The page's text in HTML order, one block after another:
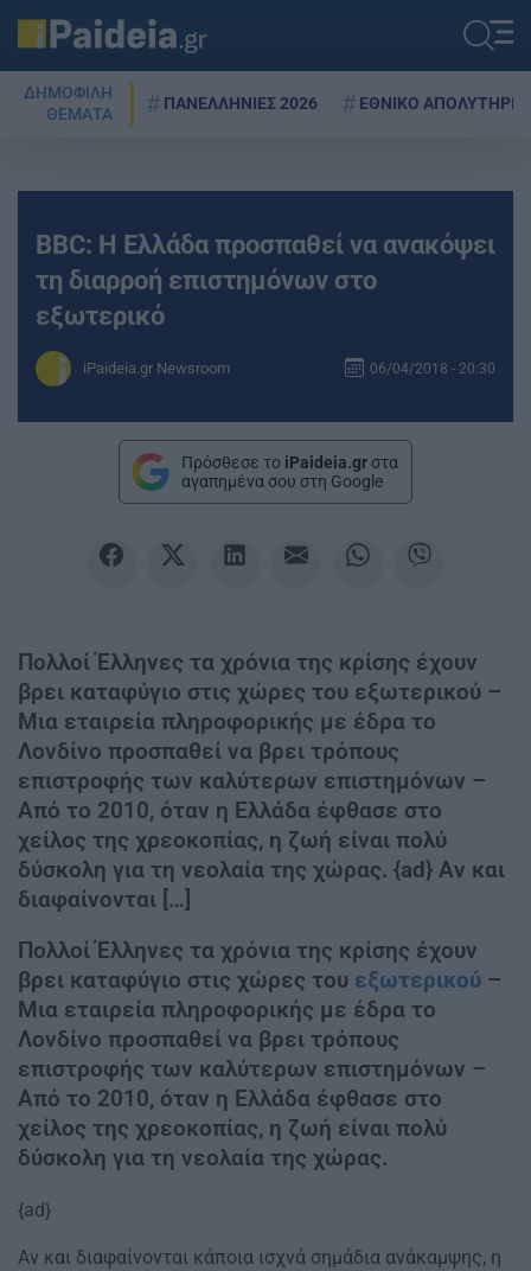
ΔΗΜΟΦΙΛΗ
ΘΕΜΑΤΑ
ΠΑΝΕΛΛΗΝΙΕΣ 2026 ΕΘΝΙΚΟ ΑΠΟΛΥΤΗΡΙΟ
BBC: H Ελλάδα προσπαθεί να ανακόψει
τη διαρροή επιστημόνων στο
εξωτερικό
iPaideia.gr Newsroom 06/04/2018 - 20:30
Πρόσθεσε το iPaideia.gr στα
αγαπημένα σου στη Google
Πολλοί Έλληνες τα χρόνια της κρίσης έχουν
βρει καταφύγιο στις χώρες του εξωτερικού –
Μια εταιρεία πληροφορικής με έδρα το
Λονδίνο προσπαθεί να βρει τρόπους
επιστροφής των καλύτερων επιστημόνων –
Από το 2010, όταν η Ελλάδα έφθασε στο
χείλος της χρεοκοπίας, η ζωή είναι πολύ
δύσκολη για τη νεολαία της χώρας. {ad} Αν και
διαφαίνονται […]
Πολλοί Έλληνες τα χρόνια της κρίσης έχουν
βρει καταφύγιο στις χώρες του εξωτερικού –
Μια εταιρεία πληροφορικής με έδρα το
Λονδίνο προσπαθεί να βρει τρόπους
επιστροφής των καλύτερων επιστημόνων –
Από το 2010, όταν η Ελλάδα έφθασε στο
χείλος της χρεοκοπίας, η ζωή είναι πολύ
δύσκολη για τη νεολαία της χώρας.
{ad}
Αν και διαφαίνονται κάποια ισχνά σημάδια ανάκαμψης, η